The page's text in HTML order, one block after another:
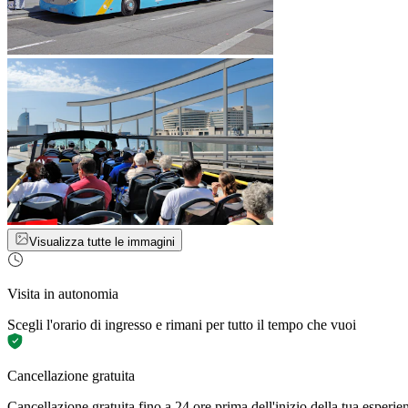
Visualizza tutte le immagini
Visita in autonomia
Scegli l'orario di ingresso e rimani per tutto il tempo che vuoi
Cancellazione gratuita